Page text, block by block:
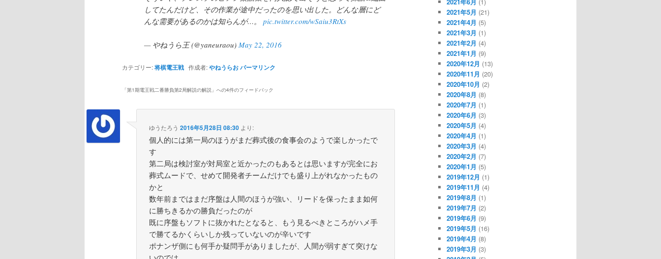
してたんだけど、その作業が途中だったのを思い出した。どんな層にど
んな需要があるのかは知らんが…。 pic.twitter.com/wSaiu3RtXs
— やねうら王 (@yaneuraou) May 22, 2016
カテゴリー:将棋電王戦 作成者:やねうらおパーマリンク
「第1期電王戦二番勝負第2局解説の解説 」への4件のフィードバック
ゆうたろう 2016年5月28日 08:30 より:
個人的には第一局のほうがまだ葬式後の食事会のようで楽しかったで
す
第二局は検討室が対局室と近かったのもあるとは思いますが完全にお
葬式ムードで、せめて開発者チームだけでも盛り上がれなかったもの
かと
数年前まではまだ序盤は人間のほうが強い、リードを保ったまま如何
に勝ちきるかの勝負だったのが
既に序盤もソフトに抜かれたとなると、もう見るべきところがハメ手
で勝てるかくらいしか残っていないのが辛いです
ポナンザ側にも何手か疑問手がありましたが、人間が弱すぎて突けな
2021年5月 (21)
2021年4月 (5)
2021年3月 (1)
2021年2月 (4)
2021年1月 (9)
2020年12月 (13)
2020年11月 (20)
2020年10月 (2)
2020年8月 (8)
2020年7月 (1)
2020年6月 (3)
2020年5月 (4)
2020年4月 (1)
2020年3月 (4)
2020年2月 (7)
2020年1月 (5)
2019年12月 (1)
2019年11月 (4)
2019年8月 (1)
2019年7月 (2)
2019年6月 (9)
2019年5月 (16)
2019年4月 (8)
2019年3月 (3)